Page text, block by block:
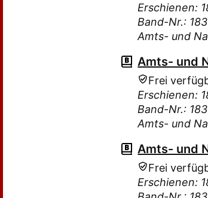
Erschienen:
Band-Nr.:
Amts- und
Amts- und
Frei
Erschienen:
Band-Nr.:
Amts- und
Amts- und
Frei
Erschienen: